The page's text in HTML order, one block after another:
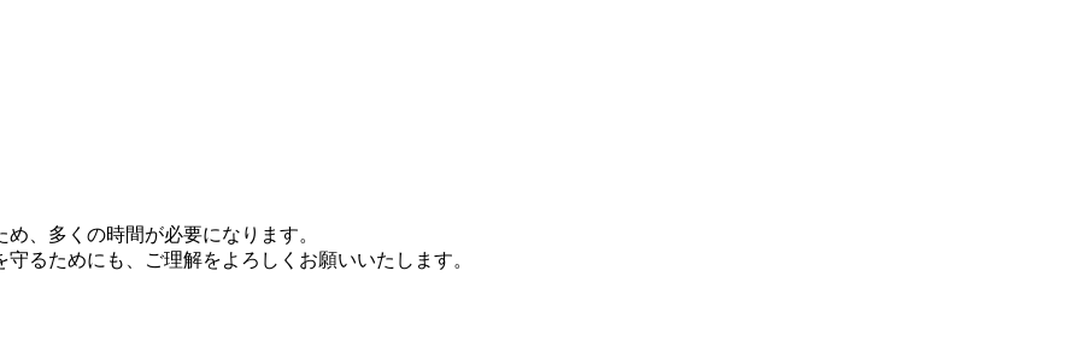
、多くの時間が必要になります。
るためにも、ご理解をよろしくお願いいたします。